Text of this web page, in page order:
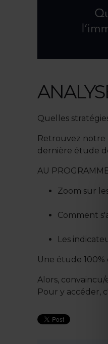
Quelles
Retrouvez notre
dernière étude
AU PROGRAMME
Zoom sur
Comment
Les
Une étude
Alors, convaincu/e
Pour y accéder,